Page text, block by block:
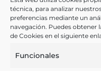
técnica, para analizar
preferencias mediante un
navegación. Puedes obtener
de Cookies en el siguiente
Funcionales
Otras
Notas: